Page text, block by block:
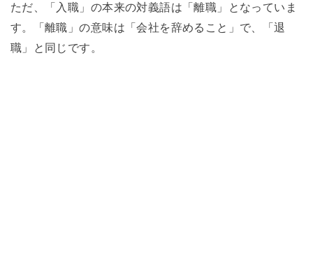
ただ、「入職」の本来の対義語は「離職」となっていま
す。「離職」の意味は「会社を辞めること」で、「退
職」と同じです。